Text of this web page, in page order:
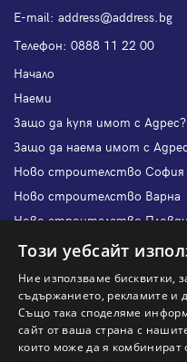
Е-mail: address@address.bg
Телефон: 0888 11 22 00
Начало
Наеми
Защо да купя имот с Адрес?
Защо да наема имот с
Ново строителство София
Ново строителство Варна
Ново строителство
Ново строителство Бургас
Защо да отдам имот с
Наши офиси
Кариери
Този уебсайт
Ние използваме бисквитки,
съдържанието, рекламите и
Също така споделяме
сайт от ваша страна с
които може да я комбинират